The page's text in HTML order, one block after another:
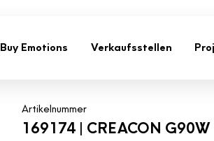
Buy Emotions Verkaufsstellen
Artikelnummer
169174 | CREACON G90W